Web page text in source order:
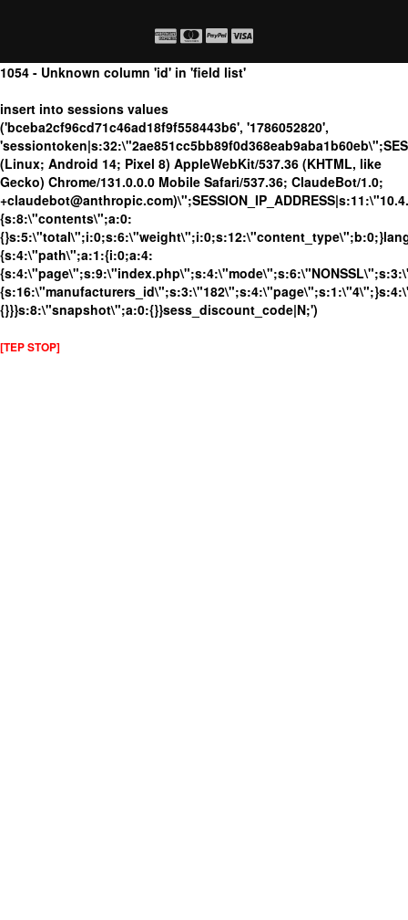
1054 - Unknown column 'id' in 'field list'
insert into sessions values
('bceba2cf96cd71c46ad18f9f558443b6', '1786052820',
(Linux; Android 14; Pixel 8) AppleWebKit/537.36 (KHTML, like
Gecko) Chrome/131.0.0.0 Mobile Safari/537.36; ClaudeBot/1.0;
{s:8:\"contents\";a:0:
{s:4:\"path\";a:1:{i:0;a:4:
{}}}s:8:\"snapshot\";a:0:{}}sess_discount_code|N;')
[TEP STOP]